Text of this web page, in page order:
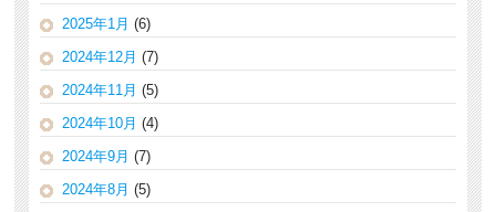
2025年1月 (6)
2024年12月 (7)
2024年11月 (5)
2024年10月 (4)
2024年9月 (7)
2024年8月 (5)